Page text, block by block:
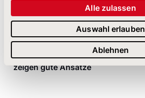
Alle zulassen
Auswahl erlauben
Ablehnen
noch nicht durchgängig
„gelebt“.
zeigen gute Ansätze